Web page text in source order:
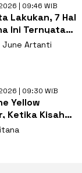
| 09:46 WIB
Lakukan, 7 Hal
Ini Ternyata
Indonesia
June Artanti
| 09:30 WIB
Yellow
Ketika Kisah
Tentang